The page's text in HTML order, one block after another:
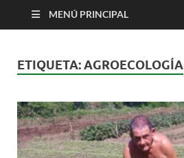
MENÚ PRINCIPAL
ETIQUETA:AGROECOLOGÍA